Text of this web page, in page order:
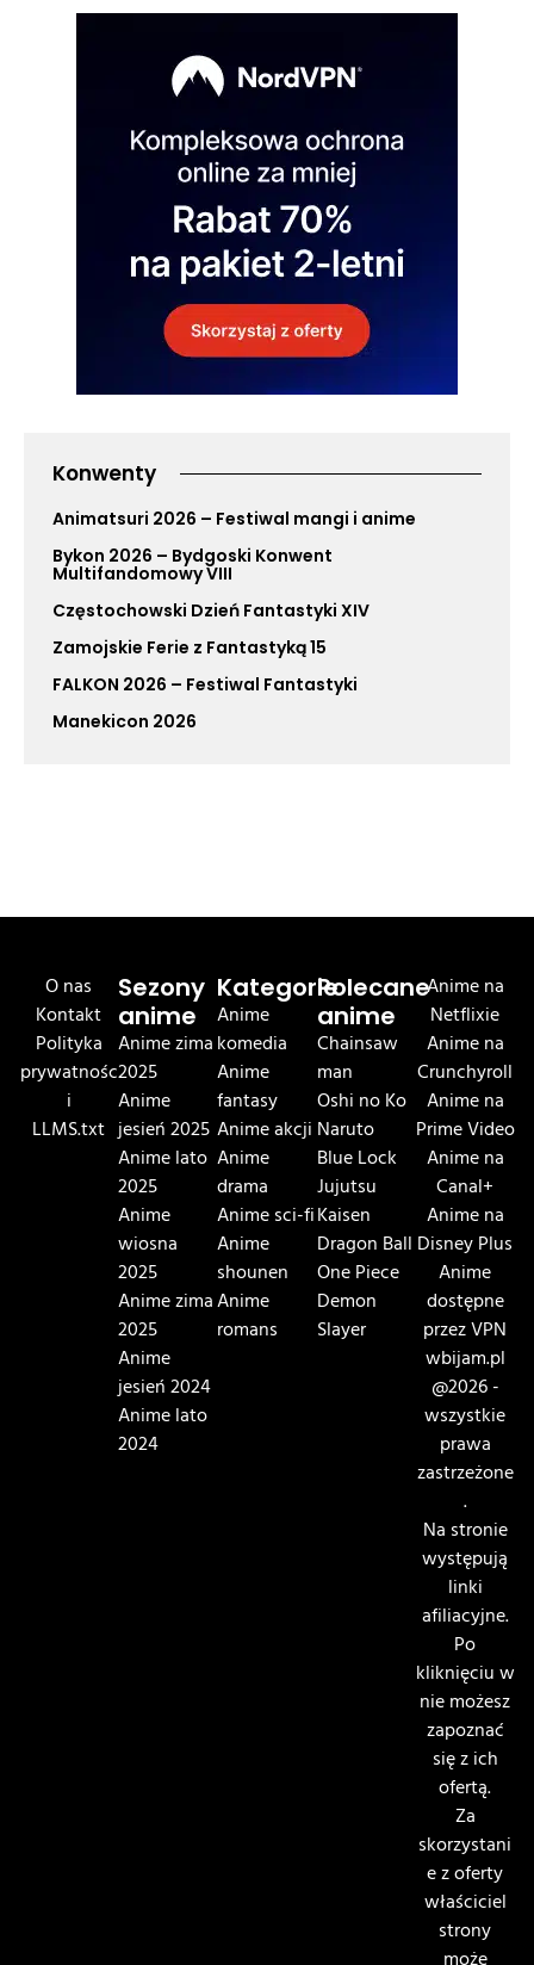
Konwenty
Animatsuri 2026 – Festiwal mangi i anime
Bykon 2026 – Bydgoski Konwent
Multifandomowy VIII
Częstochowski Dzień Fantastyki XIV
Zamojskie Ferie z Fantastyką 15
FALKON 2026 – Festiwal Fantastyki
Manekicon 2026
O nas
Kontakt
Polityka
prywatnośc
i
LLMS.txt
Sezony
anime
Anime zima
2025
Anime
jesień 2025
Anime lato
2025
Anime
wiosna
2025
Anime zima
2025
Anime
jesień 2024
Anime lato
2024
Kategorie
Anime
komedia
Anime
fantasy
Anime akcji
Anime
drama
Anime sci-fi
Anime
shounen
Anime
romans
Polecane
anime
Chainsaw
man
Oshi no Ko
Naruto
Blue Lock
Jujutsu
Kaisen
Dragon Ball
One Piece
Demon
Slayer
Anime na
Netflixie
Anime na
Crunchyroll
Anime na
Prime Video
Anime na
Canal+
Anime na
Disney Plus
Anime
dostępne
przez VPN
wbijam.pl
@2026 -
wszystkie
prawa
zastrzeżone
.
Na stronie
występują
linki
afiliacyjne.
Po
kliknięciu w
nie możesz
zapoznać
się z ich
ofertą.
Za
skorzystani
e z oferty
właściciel
strony